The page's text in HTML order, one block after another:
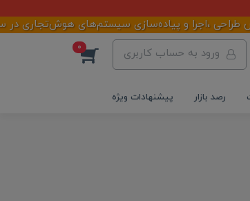
،اجرا و پیاده‌سازی سیستم‌های هوش‌تجاری در
ورود به حساب کاربری 0
رصد بازار پیشنهادات ویژه